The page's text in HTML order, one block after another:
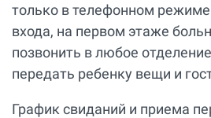
только в телефонном
входа, на первом этаже
позвонить в любое
передать ребенку вещи и
График свиданий и приема